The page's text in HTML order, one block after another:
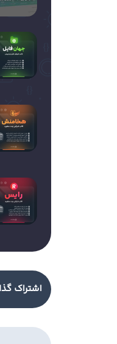
اشتراک